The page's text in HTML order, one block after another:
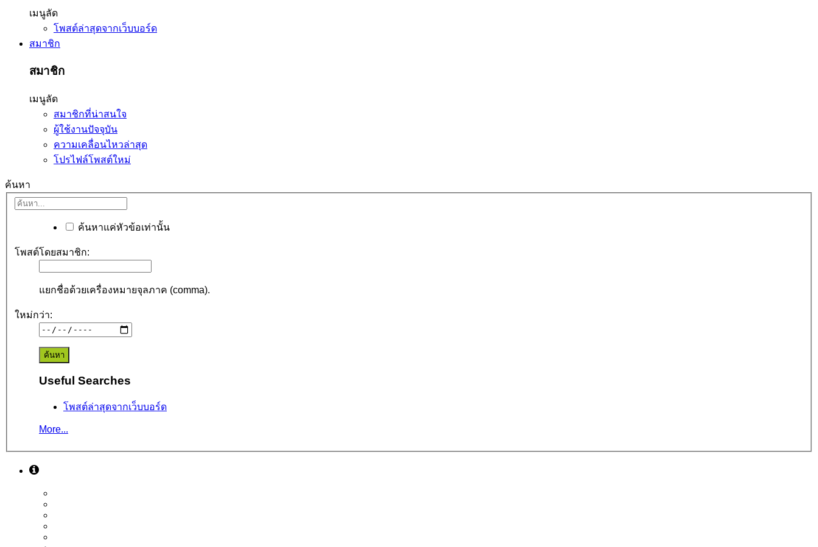
เมนูลัด
โพสต์ล่าสุดจากเว็บบอร์ด
สมาชิก
สมาชิก
เมนูลัด
สมาชิกที่น่าสนใจ
ผู้ใช้งานปัจจุบัน
ความเคลื่อนไหวล่าสุด
โปรไฟล์โพสต์ใหม่
ค้นหา
ค้นหาแค่หัวข้อเท่านั้น
โพสต์โดยสมาชิก:
แยกชื่อด้วยเครื่องหมายจุลภาค (comma).
ใหม่กว่า:
Useful Searches
โพสต์ล่าสุดจากเว็บบอร์ด
More...